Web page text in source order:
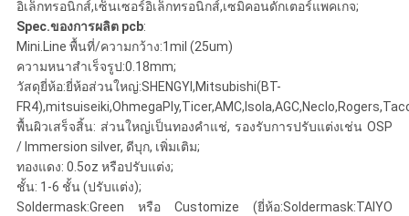
เว็บไซต์
PRIVACY
POLICY
อิเล็กทรอนิกส์,เซ็นเซอร์อิเล็กทรอนิกส์,เซมิคอนดักเตอร์แพคเกจ;
Spec.ของการผลิต pcb:
Mini.Line พื้นที่/ความกว้าง:1mil (25um)
ความหนาสำเร็จรูป:0.18mm;
วัสดุยี่ห้อ:ยี่ห้อส่วนใหญ่:SHENGYI,Mitsubishi(BT-
พื้นผิวเสร็จสิ้น: ส่วนใหญ่เป็นทองคำแช่, รองรับการปรับแต่งเช่น OSP
/ Immersion silver, ดีบุก, เพิ่มเติม;
ทองแดง: 0.5oz หรือปรับแต่ง;
ชั้น: 1-6 ชั้น (ปรับแต่ง);
Soldermask:Green หรือ Customize (ยี่ห้อ:Soldermask:TAIYO